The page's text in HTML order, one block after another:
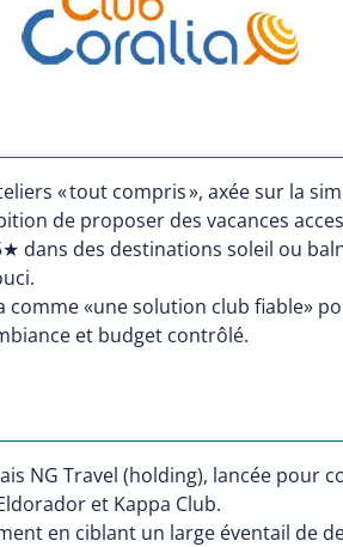
« tout compris », axée sur la
de proposer des vacances
dans des destinations soleil ou
«une solution club fiable»
et budget contrôlé.
NG Travel (holding), lancée pour
et Kappa Club.
en ciblant un large éventail de